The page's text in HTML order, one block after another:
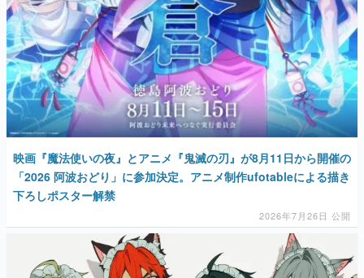
映画『魔法使いの夜』とアニメ『鬼滅の刃』が8月11日から開催の
「2026 阿波おどり」に参加決定。アニメ制作ufotableによる描き
下ろしポスター解禁
2026年7月26日 公開